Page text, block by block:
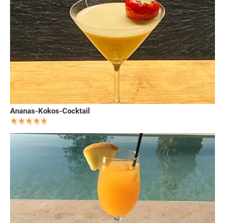
Ananas-Kokos-Cocktail